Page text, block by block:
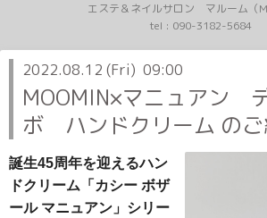
エステ＆ネイルサロン マルーム（
tel : 090-3182-5684
2022.08.12 (Fri) 09:00
MOOMIN×マニュアン
ボ ハンドクリーム のご
誕生45周年を迎えるハン
ドクリーム「カシー ボザ
ール マニュアン」シリー